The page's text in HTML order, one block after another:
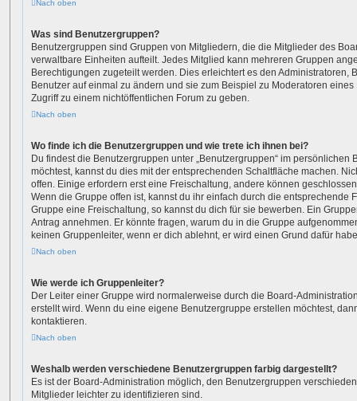
Nach oben
Was sind Benutzergruppen?
Benutzergruppen sind Gruppen von Mitgliedern, die die Mitglieder des
verwaltbare Einheiten aufteilt. Jedes Mitglied kann mehreren Gruppen
Berechtigungen zugeteilt werden. Dies erleichtert es den Administratoren,
Benutzer auf einmal zu ändern und sie zum Beispiel zu Moderatoren
Zugriff zu einem nichtöffentlichen Forum zu geben.
Nach oben
Wo finde ich die Benutzergruppen und wie trete ich ihnen bei?
Du findest die Benutzergruppen unter „Benutzergruppen“ im persönlichen
möchtest, kannst du dies mit der entsprechenden Schaltfläche machen.
offen. Einige erfordern erst eine Freischaltung, andere können
Wenn die Gruppe offen ist, kannst du ihr einfach durch die entsprechende
Gruppe eine Freischaltung, so kannst du dich für sie bewerben. Ein
Antrag annehmen. Er könnte fragen, warum du in die Gruppe
keinen Gruppenleiter, wenn er dich ablehnt, er wird einen Grund dafür
Nach oben
Wie werde ich Gruppenleiter?
Der Leiter einer Gruppe wird normalerweise durch die Board-
erstellt wird. Wenn du eine eigene Benutzergruppe erstellen möchtest,
kontaktieren.
Nach oben
Weshalb werden verschiedene Benutzergruppen farbig dargestellt?
Es ist der Board-Administration möglich, den Benutzergruppen
Mitglieder leichter zu identifizieren sind.